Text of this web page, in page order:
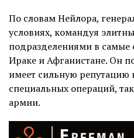
По словам Нейлора,
условиях, командуя
подразделениями в
Ираке и Афганистане. Он
имеет сильную репутацию
специальных операций,
армии.